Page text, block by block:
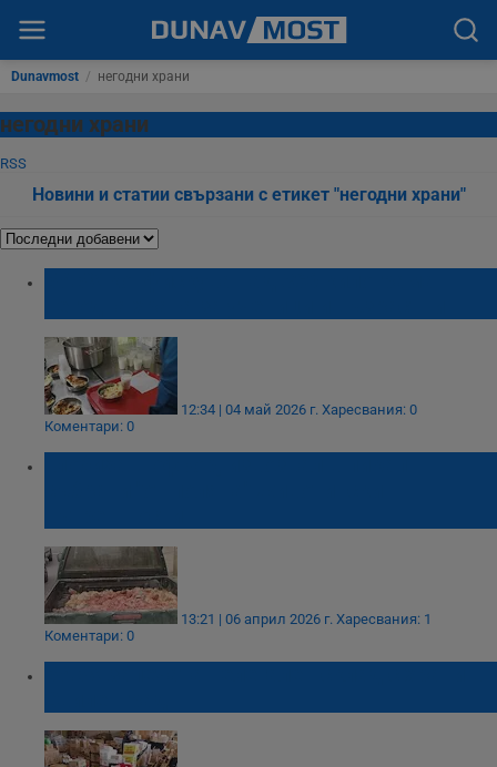
Dunavmost / негодни храни
негодни храни
RSS
Новини и статии свързани с етикет "негодни храни"
12:34 | 04 май 2026 г. Харесвания: 0
Коментари: 0
13:21 | 06 април 2026 г. Харесвания: 1
Коментари: 0